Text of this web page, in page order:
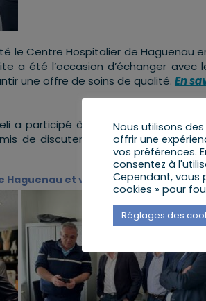
le Centre Hospitalier de Haguenau
a été l’occasion d’échanger
une offre de soins de qualité. En
a participé à un temps
de discuter de l’actualité
Haguenau et visite de la compagnie
Nous utilisons
offrir une
vos préférences.
consentez à
Cependant, vous
cookies » pour
Réglages des